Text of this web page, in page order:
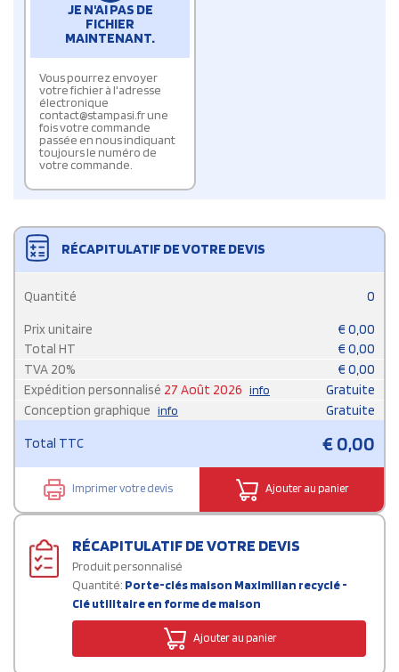
JE N'AI PAS DE
FICHIER
MAINTENANT.
Vous pourrez envoyer
votre fichier à l'adresse
électronique
contact@stampasi.fr une
fois votre commande
passée en nous indiquant
toujours le numéro de
votre commande.
RÉCAPITULATIF DE VOTRE DEVIS
Quantité 0
Prix unitaire € 0,00
Total HT
€ 0,00
TVA 20% € 0,00
Expédition personnalisé 27 Août 2026 info
Gratuite
Conception graphique info Gratuite
Total TTC €0,00
Imprimer votre devis Ajouter au panier
RÉCAPITULATIF DE VOTRE DEVIS
Produit personnalisé
Quantité: Porte-clés maison Maximilian recyclé -
Clé utilitaire en forme de maison
Ajouter au panier